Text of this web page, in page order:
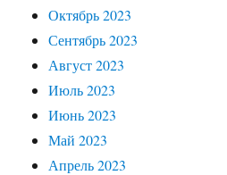
Октябрь 2023
Сентябрь 2023
Август 2023
Июль 2023
Июнь 2023
Май 2023
Апрель 2023